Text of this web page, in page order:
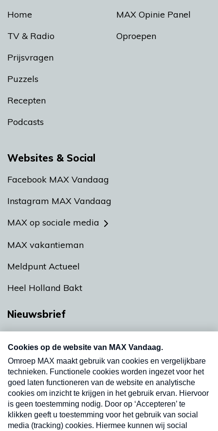
Home
TV & Radio
Prijsvragen
Puzzels
Recepten
Podcasts
MAX Opinie Panel
Oproepen
Websites & Social
Facebook MAX Vandaag
Instagram MAX Vandaag
MAX op sociale media
MAX vakantieman
Meldpunt Actueel
Heel Holland Bakt
Nieuwsbrief
nieuwsbrief. Elke vrijdag- en dinsdagochtend in
uw mailbox.
Verzend